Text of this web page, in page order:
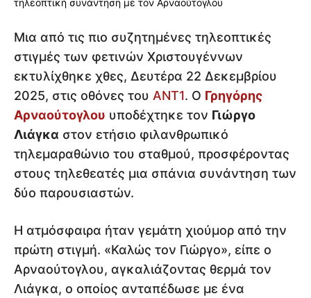
Μια από τις πιο συζητημένες τηλεοπτικές
στιγμές των φετινών Χριστουγέννων
εκτυλίχθηκε χθες, Δευτέρα 22 Δεκεμβρίου
2025, στις οθόνες του ΑΝΤ1. Ο Γρηγόρης
Αρναούτογλου υποδέχτηκε τον Γιώργο
Λιάγκα στον ετήσιο φιλανθρωπικό
τηλεμαραθώνιο του σταθμού, προσφέροντας
στους τηλεθεατές μια σπάνια συνάντηση των
δύο παρουσιαστών.
Η ατμόσφαιρα ήταν γεμάτη χιούμορ από την
πρώτη στιγμή. «Καλώς τον Γιώργο», είπε ο
Αρναούτογλου, αγκαλιάζοντας θερμά τον
Λιάγκα, ο οποίος ανταπέδωσε με ένα